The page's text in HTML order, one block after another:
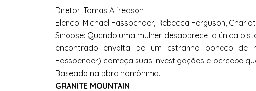
Diretor: Tomas Alfredson
Elenco: Michael Fassbender, Rebecca Ferguson,
Sinopse: Quando uma mulher desaparece, a única
encontrado envolta de um estranho boneco de
Fassbender) começa suas investigações e percebe
Baseado na obra homônima.
GRANITE MOUNTAIN